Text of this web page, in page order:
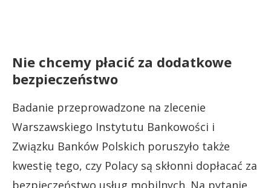
Nie chcemy płacić za dodatkowe
bezpieczeństwo
Badanie przeprowadzone na zlecenie
Warszawskiego Instytutu Bankowości i
Związku Banków Polskich poruszyło także
kwestię tego, czy Polacy są skłonni dopłacać za
bezpieczeństwo usług mobilnych. Na pytanie,